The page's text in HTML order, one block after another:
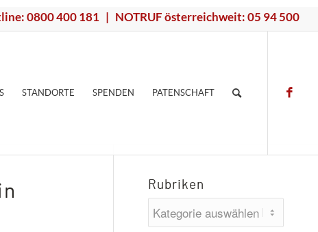
0800 400 181 | NOTRUF österreichweit: 05 94 500
STANDORTE SPENDEN PATENSCHAFT
Rubriken